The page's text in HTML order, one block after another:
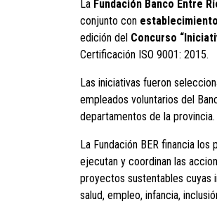
La Fundación Banco Entre
conjunto con
edición del Concurso
Certificación ISO 9001: 2015.
Las iniciativas fueron
empleados voluntarios del
departamentos de la provincia.
La Fundación BER financia
ejecutan y coordinan las
proyectos sustentables cuyas
salud, empleo, infancia,